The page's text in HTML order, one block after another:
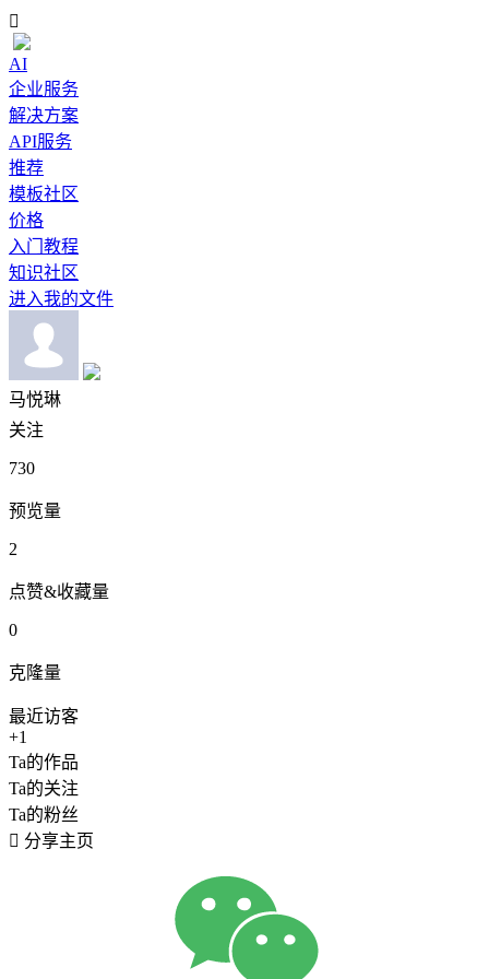

AI
企业服务
解决方案
API服务
推荐
模板社区
价格
入门教程
知识社区
进入我的文件
马悦琳
关注
730
预览量
2
点赞&收藏量
0
克隆量
最近访客
+1
Ta的作品
Ta的关注
Ta的粉丝
 分享主页